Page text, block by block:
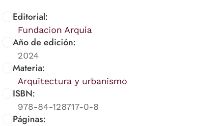
Editorial:
Fundacion Arquia
Año de edición:
2024
Materia:
Arquitectura y urbanismo
ISBN:
978-84-128717-0-8
Páginas: